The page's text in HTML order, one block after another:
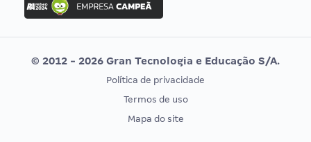
Concurso MPU
Editais publicados
Vunesp
CONCURSOS POR PROFISSÃO
EXAME DE ORDEM
© 2012 - 2026 Gran Tecnologia e Educação S/A.
Política de privacidade
Termos de uso
Mapa do site